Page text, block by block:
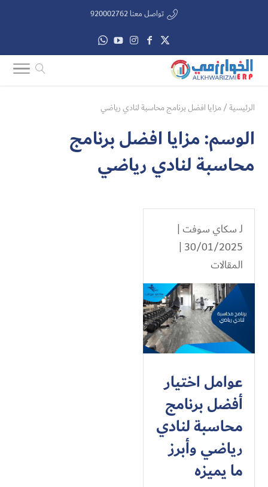
تواصل معنا 920002762
الرئيسية/مزايا افضل برنامج محاسبة لنادي رياضي​
الوسم:مزايا افضل برنامج
محاسبة لنادي رياضي​
لـسكاي سوفت |
30/01/2025 |
المقالات
عوامل اختيار
أفضل برنامج
محاسبة لنادي
رياضي​ وأبرز
ما يميزه